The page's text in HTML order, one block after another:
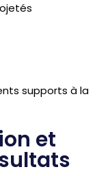
supports à la
et